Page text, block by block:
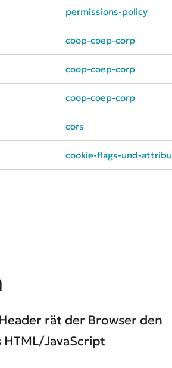
permissions-policy
coop-coep-corp
coop-coep-corp
coop-coep-corp
cors
cookie-flags-und-
rät der Browser den
HTML/JavaScript